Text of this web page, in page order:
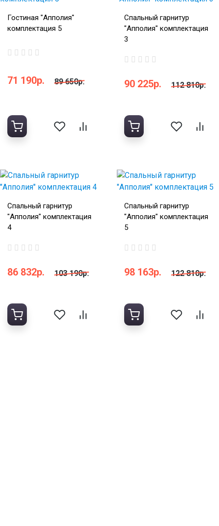
Гостиная "Апполия"
комплектация 5
71 190р. 89 650р.
Спальный гарнитур
"Апполия" комплектация
3
90 225р. 112 810р.
Спальный гарнитур
"Апполия" комплектация
4
86 832р. 103 190р.
Спальный гарнитур
"Апполия" комплектация
5
98 163р. 122 810р.